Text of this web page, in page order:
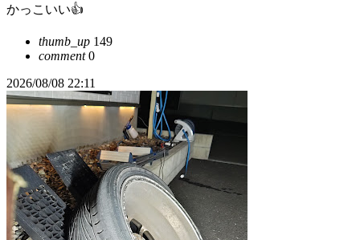
かっこいい👍
thumb_up 149
comment0
2026/08/08 22:11